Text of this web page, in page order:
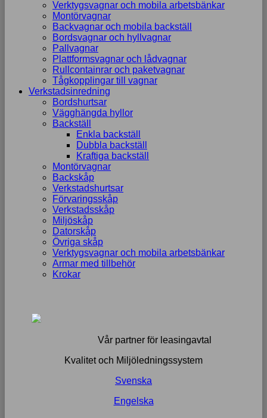
Verktygsvagnar och mobila arbetsbänkar
Montörvagnar
Backvagnar och mobila backställ
Bordsvagnar och hyllvagnar
Pallvagnar
Plattformsvagnar och lådvagnar
Rullcontainrar och paketvagnar
Tågkopplingar till vagnar
Verkstadsinredning
Bordshurtsar
Vägghängda hyllor
Backställ
Enkla backställ
Dubbla backställ
Kraftiga backställ
Montörvagnar
Backskåp
Verkstadshurtsar
Förvaringsskåp
Verkstadsskåp
Miljöskåp
Datorskåp
Övriga skåp
Verktygsvagnar och mobila arbetsbänkar
Armar med tillbehör
Krokar
Vår partner för leasingavtal
Kvalitet och Miljöledningssystem
Svenska
Engelska